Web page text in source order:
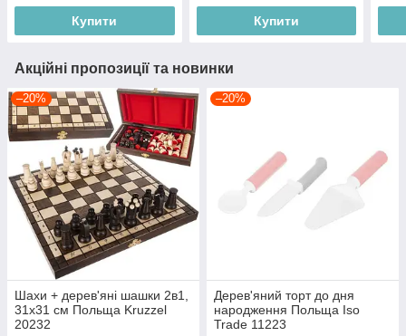
Купити Купити
Акційні пропозиції та новинки
–20%
Шахи + дерев'яні шашки 2в1,
31х31 см Польща Kruzzel
20232
–20%
Дерев'яний торт до дня
народження Польща Iso
Trade 11223